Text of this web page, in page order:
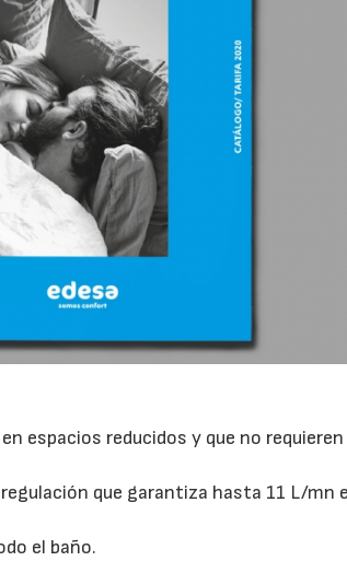
espacios reducidos y que no
que garantiza hasta 11 L/mn
el baño.